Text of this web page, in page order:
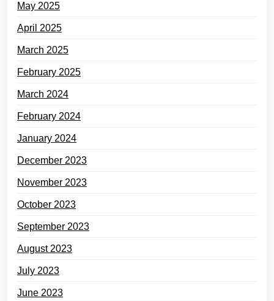
May 2025
April 2025
March 2025
February 2025
March 2024
February 2024
January 2024
December 2023
November 2023
October 2023
September 2023
August 2023
July 2023
June 2023